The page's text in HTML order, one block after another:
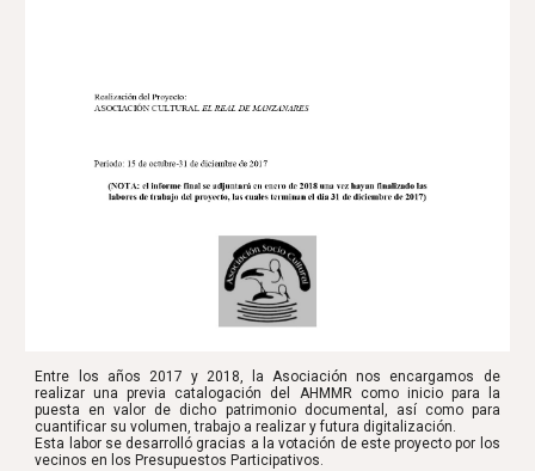
Entre los años 2017 y 2018, la Asociación nos encargamos de
realizar una previa catalogación del AHMMR como inicio para la
puesta en valor de dicho patrimonio documental, así como para
cuantificar su volumen, trabajo a realizar y futura digitalización.
Esta labor se desarrolló gracias a la votación de este proyecto por los
vecinos en los Presupuestos Participativos.